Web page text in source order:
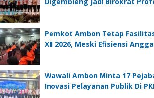
Pemkot Ambon Tetap
XII 2026, Meski Efisiensi
Wawali Ambon Minta 17
Inovasi Pelayanan Publik Di